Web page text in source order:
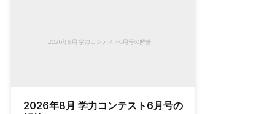
2026年8月 学力コンテスト6月号の